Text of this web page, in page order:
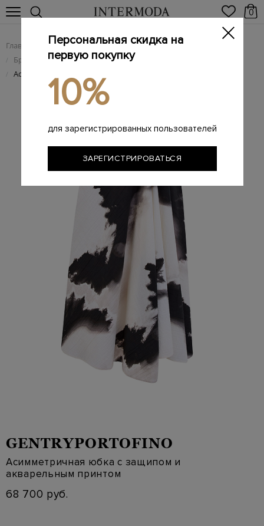
0
Главная Женщинам / Женская одежда
/ Брендовые женские юбки
/ Асимметричная юбка с защипом и акварельным принтом
GENTRYPORTOFINO
Асимметричная юбка с защипом и
акварельным принтом
68 700 руб.
Персональная скидка на
первую покупку
10%
для зарегистрированных пользователей
ЗАРЕГИСТРИРОВАТЬСЯ